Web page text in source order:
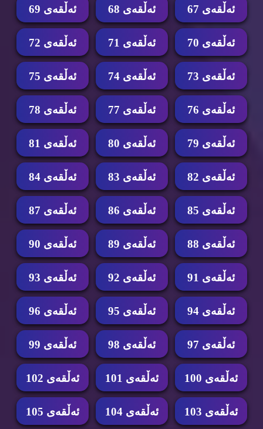
ئه‌ڵقه‌ی 67 ئه‌ڵقه‌ی 68 ئه‌ڵقه‌ی 69
ئه‌ڵقه‌ی 70 ئه‌ڵقه‌ی 71 ئه‌ڵقه‌ی 72
ئه‌ڵقه‌ی 73 ئه‌ڵقه‌ی 74 ئه‌ڵقه‌ی 75
ئه‌ڵقه‌ی 76 ئه‌ڵقه‌ی 77 ئه‌ڵقه‌ی 78
ئه‌ڵقه‌ی 79 ئه‌ڵقه‌ی 80 ئه‌ڵقه‌ی 81
ئه‌ڵقه‌ی 82 ئه‌ڵقه‌ی 83 ئه‌ڵقه‌ی 84
ئه‌ڵقه‌ی 85 ئه‌ڵقه‌ی 86 ئه‌ڵقه‌ی 87
ئه‌ڵقه‌ی 88 ئه‌ڵقه‌ی 89 ئه‌ڵقه‌ی 90
ئه‌ڵقه‌ی 91 ئه‌ڵقه‌ی 92 ئه‌ڵقه‌ی 93
ئه‌ڵقه‌ی 94 ئه‌ڵقه‌ی 95 ئه‌ڵقه‌ی 96
ئه‌ڵقه‌ی 97 ئه‌ڵقه‌ی 98 ئه‌ڵقه‌ی 99
ئه‌ڵقه‌ی 100 ئه‌ڵقه‌ی 101 ئه‌ڵقه‌ی 102
ئه‌ڵقه‌ی 103 ئه‌ڵقه‌ی 104 ئه‌ڵقه‌ی 105